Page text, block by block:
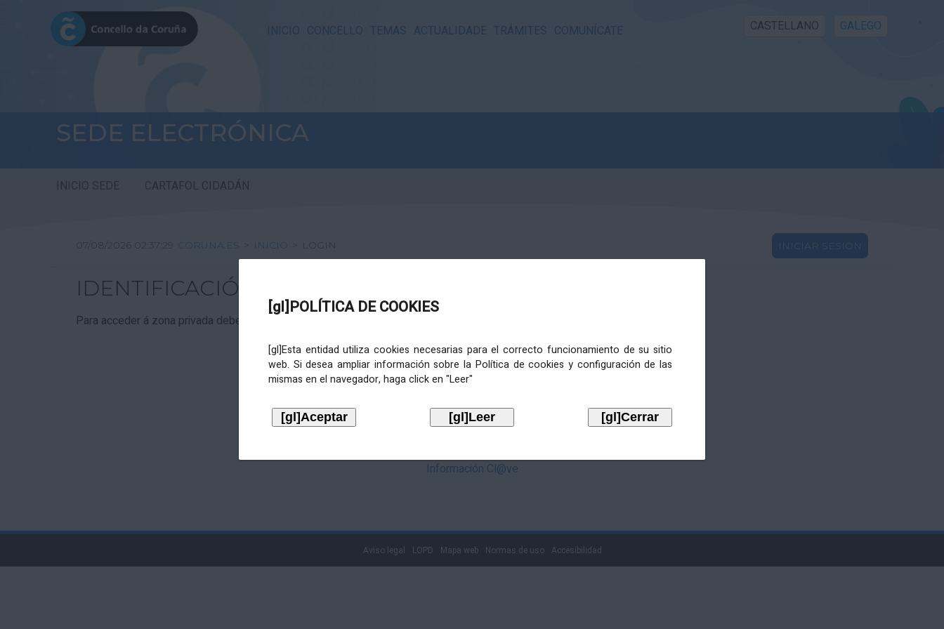
INICIO CONCELLO TEMAS ACTUALIDADE TRÁMITES COMUNÍCATE CASTELLANO GALEGO
SEDE ELECTRÓNICA
INICIO SEDE CARTAFOL CIDADÁN
[gl]POLÍTICA DE COOKIES
[gl]Esta entidad utiliza cookies necesarias para el correcto funcionamiento de su sitio
web. Si desea ampliar información sobre la Política de cookies y configuración de las
mismas en el navegador, haga click en "Leer"
07/08/2026 02:37:29 CORUNA.ES > INICIO > LOGIN INICIAR SESIÓN
IDENTIFICACIÓN
Para acceder á zona privada debe identificarse mediante Cl@ve. Pulse no logotipo
Información Cl@ve
Aviso legal LOPD Mapa web Normas de uso Accesibilidad